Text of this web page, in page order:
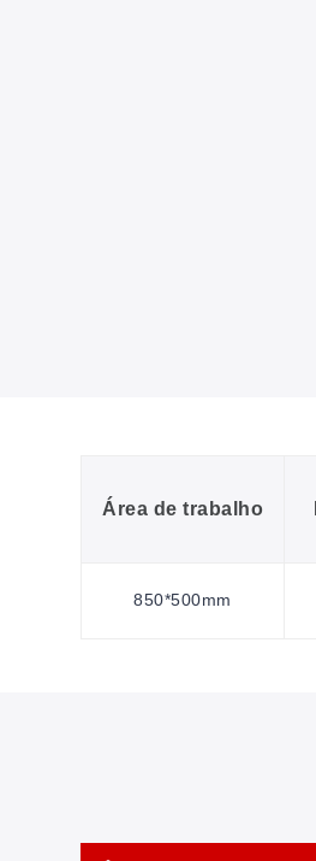
Área de trabalho
850*500mm